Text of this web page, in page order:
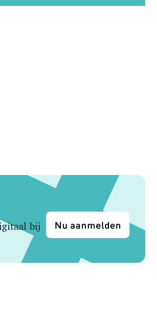
bij
Nu aanmelden